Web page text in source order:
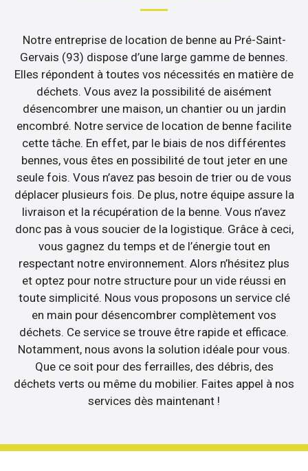
Notre entreprise de location de benne au Pré-Saint-
Gervais (93) dispose d’une large gamme de bennes.
Elles répondent à toutes vos nécessités en matière de
déchets. Vous avez la possibilité de aisément
désencombrer une maison, un chantier ou un jardin
encombré. Notre service de location de benne facilite
cette tâche. En effet, par le biais de nos différentes
bennes, vous êtes en possibilité de tout jeter en une
seule fois. Vous n’avez pas besoin de trier ou de vous
déplacer plusieurs fois. De plus, notre équipe assure la
livraison et la récupération de la benne. Vous n’avez
donc pas à vous soucier de la logistique. Grâce à ceci,
vous gagnez du temps et de l’énergie tout en
respectant notre environnement. Alors n’hésitez plus
et optez pour notre structure pour un vide réussi en
toute simplicité. Nous vous proposons un service clé
en main pour désencombrer complètement vos
déchets. Ce service se trouve être rapide et efficace.
Notamment, nous avons la solution idéale pour vous.
Que ce soit pour des ferrailles, des débris, des
déchets verts ou même du mobilier. Faites appel à nos
services dès maintenant !